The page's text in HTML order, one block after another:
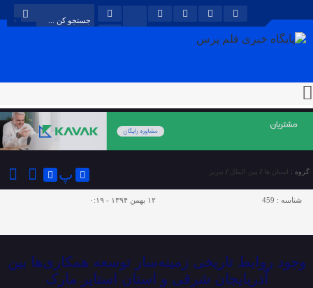
گروه : استان ها / بین الملل / تبریز پ
شناسه : 459 ۱۲ بهمن ۱۳۹۴ - ۰:۱۹
وجود روابط تاریخی زمینه‌سار توسعه همکاری‌ها بین
آذربایجان شرقی و استان استایر مارک